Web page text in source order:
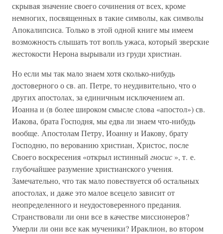
скрывая значение своего сочинения от всех, кроме
немногих, посвященных в такие символы, как символы
Апокалипсиса. Только в этой одной книге мы имеем
возможность слышать тот вопль ужаса, который зверские
жестокости Нерона вырывали из груди христиан.
Но если мы так мало знаем хотя сколько-нибудь
достоверного о св. ап. Петре, то неудивительно, что о
других апостолах, за единичным исключением ап.
Иоанна и (в более широком смысле слова «апостол») св.
Иакова, брата Господня, мы едва ли знаем что-нибудь
вообще. Апостолам Петру, Иоанну и Иакову, брату
Господню, по верованию христиан, Христос, после
Своего воскресения «открыл истинный гносис », т. е.
глубочайшее разумение христианского учения.
Замечательно, что так мало повествуется об остальных
апостолах, и даже это малое всецело зависит от
неопределенного и неудостоверенного предания.
Странствовали ли они все в качестве миссионеров?
Умерли ли они все как мученики? Ираклион, во втором